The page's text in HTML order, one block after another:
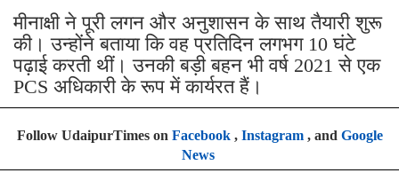
मीनाक्षी ने पूरी लगन और अनुशासन के साथ तैयारी शुरू
की। उन्होंने बताया कि वह प्रतिदिन लगभग 10 घंटे
पढ़ाई करती थीं। उनकी बड़ी बहन भी वर्ष 2021 से एक
PCS अधिकारी के रूप में कार्यरत हैं।
Follow UdaipurTimes on Facebook, Instagram, and Google
News